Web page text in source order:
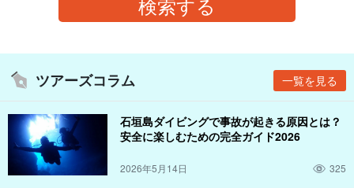
ツアーズコラム 一覧を見る
石垣島ダイビングで事故が起きる原因とは？
安全に楽しむための完全ガイド2026
2026年5月14日 325